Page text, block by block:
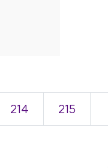
214 215